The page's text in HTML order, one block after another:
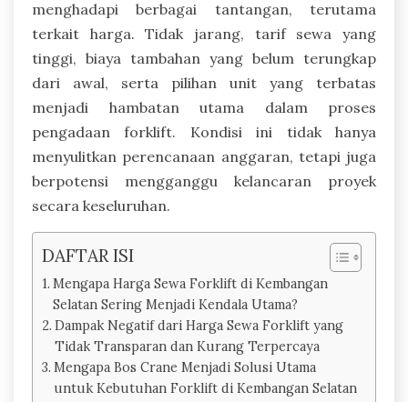
menghadapi berbagai tantangan, terutama
terkait harga. Tidak jarang, tarif sewa yang
tinggi, biaya tambahan yang belum terungkap
dari awal, serta pilihan unit yang terbatas
menjadi hambatan utama dalam proses
pengadaan forklift. Kondisi ini tidak hanya
menyulitkan perencanaan anggaran, tetapi juga
berpotensi mengganggu kelancaran proyek
secara keseluruhan.
DAFTAR ISI
Mengapa Harga Sewa Forklift di Kembangan
Selatan Sering Menjadi Kendala Utama?
Dampak Negatif dari Harga Sewa Forklift yang
Tidak Transparan dan Kurang Terpercaya
Mengapa Bos Crane Menjadi Solusi Utama
untuk Kebutuhan Forklift di Kembangan Selatan